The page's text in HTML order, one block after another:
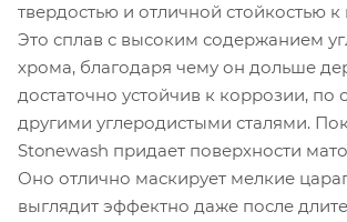
твердостью и отличной стойкостью
Это сплав с высоким содержанием
хрома, благодаря чему он дольше
достаточно устойчив к коррозии, по
другими углеродистыми сталями.
Stonewash придает поверхности
Оно отлично маскирует мелкие
выглядит эффектно даже после